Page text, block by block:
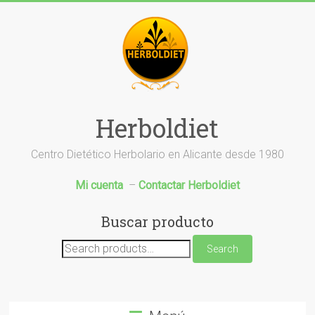
Herboldiet
Centro Dietético Herbolario en Alicante desde 1980
Mi cuenta – Contactar Herboldiet
Buscar producto
Search
for:
Search